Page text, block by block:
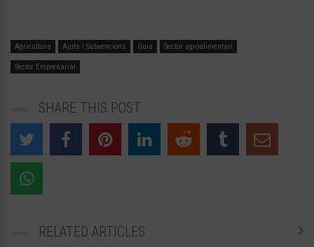
Agricultura Ajuts i Subvencions Guia Sector agroalimentari
Sector Empresarial
SHARE THIS POST
RELATED ARTICLES